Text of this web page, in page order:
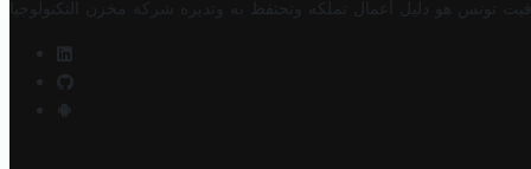
تونس هو دليل أعمال تملكه وتحتفظ به وتديره شركة مخزن التكنولوجيا